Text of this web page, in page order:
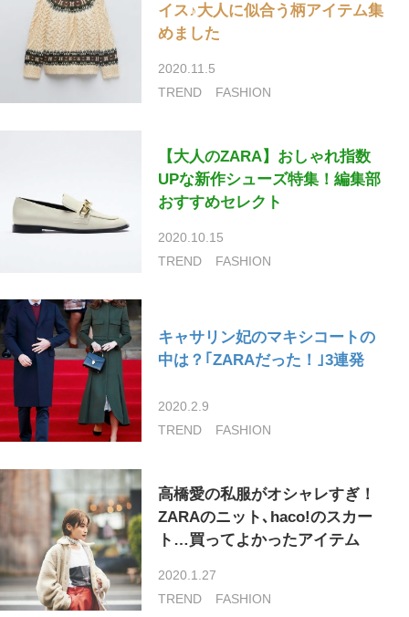
イス♪大人に似合う柄アイテム集
めました
2020.11.5
TREND
FASHION
【大人のZARA】おしゃれ指数
UPな新作シューズ特集！編集部
おすすめセレクト
2020.10.15
TREND
FASHION
キャサリン妃のマキシコートの
中は？｢ZARAだった！｣3連発
2020.2.9
TREND
FASHION
高橋愛の私服がオシャレすぎ！
ZARAのニット､haco!のスカー
ト…買ってよかったアイテム
2020.1.27
TREND
FASHION